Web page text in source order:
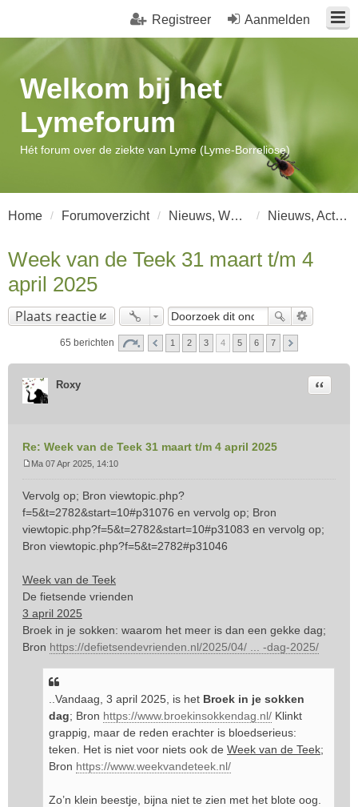
Aanmelden
Registreer
Welkom bij het
Lymeforum
Hét forum over de ziekte van Lyme (Lyme-Borreliose)
Home Forumoverzicht Nieuws, Wetenschap en Artikelen Nieuws, Actualiteiten en Acties
Week van de Teek 31 maart t/m 4
april 2025
Plaats reactie
65 berichten 1 2 3 4 5 6 7
Roxy
Re: Week van de Teek 31 maart t/m 4 april 2025
Citeer
r
i
c
h
Ma 07 Apr 2025, 14:10
Vervolg op; Bron viewtopic.php?
f=5&t=2782&start=10#p31076 en vervolg op; Bron
viewtopic.php?f=5&t=2782&start=10#p31083 en vervolg op;
Bron viewtopic.php?f=5&t=2782#p31046
Week van de Teek
De fietsende vrienden
3 april 2025
Broek in je sokken: waarom het meer is dan een gekke dag;
Bron https://defietsendevrienden.nl/2025/04/ ... -dag-2025/
..Vandaag, 3 april 2025, is het Broek in je sokken
dag; Bron https://www.broekinsokkendag.nl/ Klinkt
grappig, maar de reden erachter is bloedserieus:
teken. Het is niet voor niets ook de Week van de Teek;
Bron https://www.weekvandeteek.nl/
Zo’n klein beestje, bijna niet te zien met het blote oog.